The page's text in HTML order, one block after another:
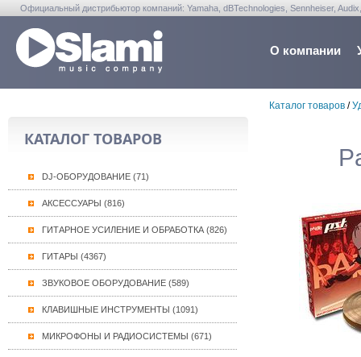
Официальный дистрибьютор компаний: Yamaha, dBTechnologies, Sennheiser,
О компании
КАТАЛОГ ТОВАРОВ
DJ-ОБОРУДОВАНИЕ (71)
АКСЕССУАРЫ (816)
ГИТАРНОЕ УСИЛЕНИЕ И ОБРАБОТКА (826)
ГИТАРЫ (4367)
ЗВУКОВОЕ ОБОРУДОВАНИЕ (589)
КЛАВИШНЫЕ ИНСТРУМЕНТЫ (1091)
МИКРОФОНЫ И РАДИОСИСТЕМЫ (671)
Каталог товаров/